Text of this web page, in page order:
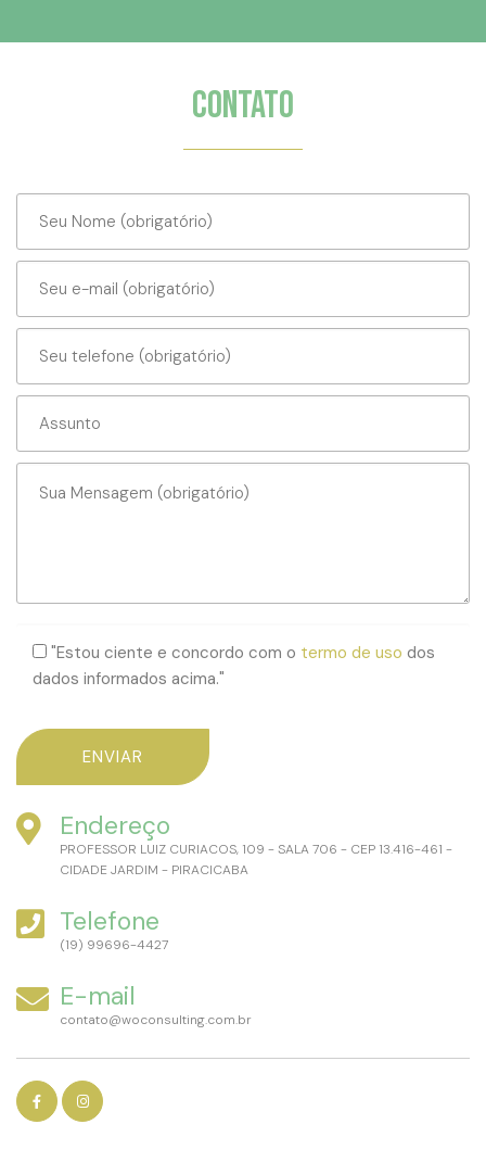
Contato
"Estou ciente e concordo com o termo de uso dos
dados informados acima."
Endereço
PROFESSOR LUIZ CURIACOS, 109 - SALA 706 - CEP 13.416-461 -
CIDADE JARDIM - PIRACICABA
Telefone
(19) 99696-4427
E-mail
contato@woconsulting.com.br